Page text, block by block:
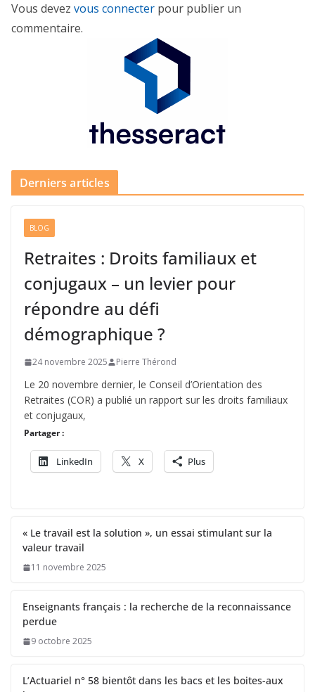
Vous devez vous connecter pour publier un
commentaire.
Derniers articles
BLOG
Retraites : Droits familiaux et
conjugaux – un levier pour
répondre au défi
démographique ?
24 novembre 2025 Pierre Thérond
Le 20 novembre dernier, le Conseil d’Orientation des
Retraites (COR) a publié un rapport sur les droits familiaux
et conjugaux,
Partager :
LinkedIn X Plus
« Le travail est la solution », un essai stimulant sur la
valeur travail
11 novembre 2025
Enseignants français : la recherche de la reconnaissance
perdue
9 octobre 2025
L’Actuariel n° 58 bientôt dans les bacs et les boites-aux